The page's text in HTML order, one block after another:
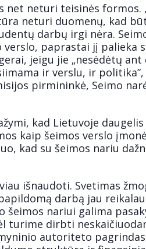
net neturi teisinės formos.
neturi duomenų, kad
darbų irgi nėra.
paprastai jį palieka
jeigu jie „nesėdėtų ant
ir verslu, ir politika”,
pirmininkė, Seimo
kad Lietuvoje
kaip šeimos verslo
kad su šeimos nariu
išnaudoti. Svetimas
darbą jau
šeimos nariui galima
turime dirbti
autoriteto